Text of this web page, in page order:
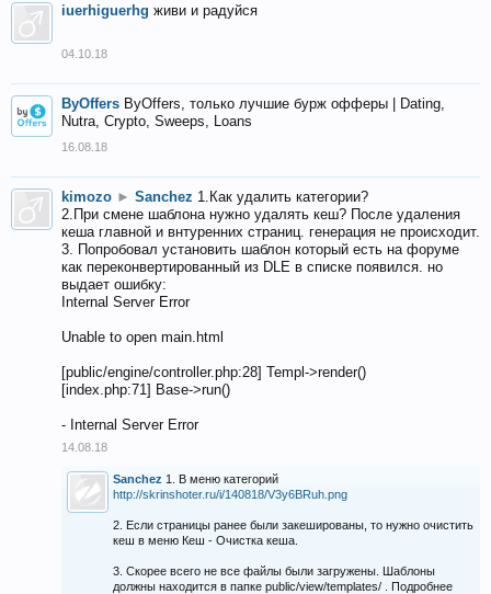
iuerhiguerhg живи и радуйся
04.10.18
ByOffers ByOffers, только лучшие бурж офферы | Dating,
Nutra, Crypto, Sweeps, Loans
16.08.18
kimozo ► Sanchez 1.Как удалить категории?
2.При смене шаблона нужно удалять кеш? После удаления
кеша главной и внтуренних страниц. генерация не происходит.
3. Попробовал установить шаблон который есть на форуме
как переконвертированный из DLE в списке появился. но
выдает ошибку:
Internal Server Error
Unable to open main.html
[public/engine/controller.php:28] Templ->render()
[index.php:71] Base->run()
- Internal Server Error
14.08.18
Sanchez 1. В меню категорий
http://skrinshoter.ru/i/140818/V3y6BRuh.png
2. Если страницы ранее были закешированы, то нужно очистить
кеш в меню Кеш - Очистка кеша.
3. Скорее всего не все файлы были загружены. Шаблоны
должны находится в папке public/view/templates/ . Подробнее